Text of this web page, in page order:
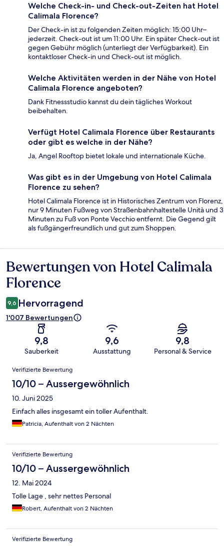
Welche Check-in- und Check-out-Zeiten hat Hotel
Calimala Florence?
Der Check-in ist zu folgenden Zeiten möglich: 15:00 Uhr–
jederzeit. Check-out ist um 11:00 Uhr. Ein später Check-out ist
gegen Gebühr möglich (unterliegt der Verfügbarkeit). Ein
kontaktloser Check-in und Check-out ist möglich.
Welche Aktivitäten werden in der Nähe von Hotel
Calimala Florence angeboten?
Dank Fitnessstudio kannst du dein tägliches Workout
beibehalten.
Verfügt Hotel Calimala Florence über Restaurants
oder gibt es welche in der Nähe?
Ja, Angel Rooftop bietet lokale und internationale Küche.
Was gibt es in der Umgebung von Hotel Calimala
Florence zu sehen?
Hotel Calimala Florence ist in Historisches Zentrum von Florenz,
nur 9 Minuten Fußweg von Straßenbahnhaltestelle Unità und 3
Minuten zu Fuß von Ponte Vecchio entfernt. Die Gegend gilt
als fußgängerfreundlich und gut zum Shoppen.
Bewertungen
Bewertungen von Hotel Calimala
Florence
9,6 Hervorragend
1'007 Bewertungen
9,8
Sauberkeit
9,6
Ausstattung
9,8
Personal & Service
Bewertungen
Verifizierte Bewertung
10/10 – Aussergewöhnlich
10. Juni 2025
Einfach alles insgesamt ein toller Aufenthalt.
Patricia, Aufenthalt von 2 Nächten
Verifizierte Bewertung
10/10 – Aussergewöhnlich
12. Mai 2024
Tolle Lage , sehr nettes Personal
Robert, Aufenthalt von 2 Nächten
Verifizierte Bewertung